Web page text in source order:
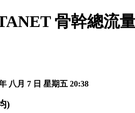
骨幹總流
八月 7 日 星期五 20:38
)